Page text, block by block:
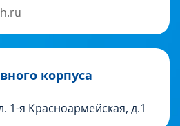
корпуса
1-я Красноармейская, д.1